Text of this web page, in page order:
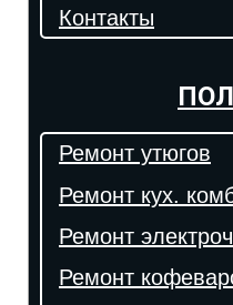
Контакты
Ремонт утюгов
Ремонт кух.
Ремонт
Ремонт